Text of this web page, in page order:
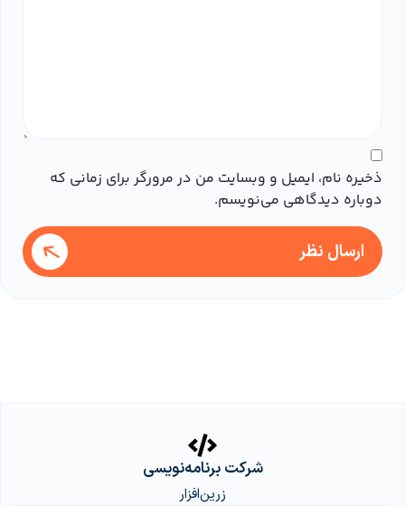
ذخیره نام، ایمیل و وبسایت من در مرورگر برای زمانی که
دوباره دیدگاهی می‌نویسم.
ارسال نظر
شرکت برنامه‌نویسی
زرین‌افزار